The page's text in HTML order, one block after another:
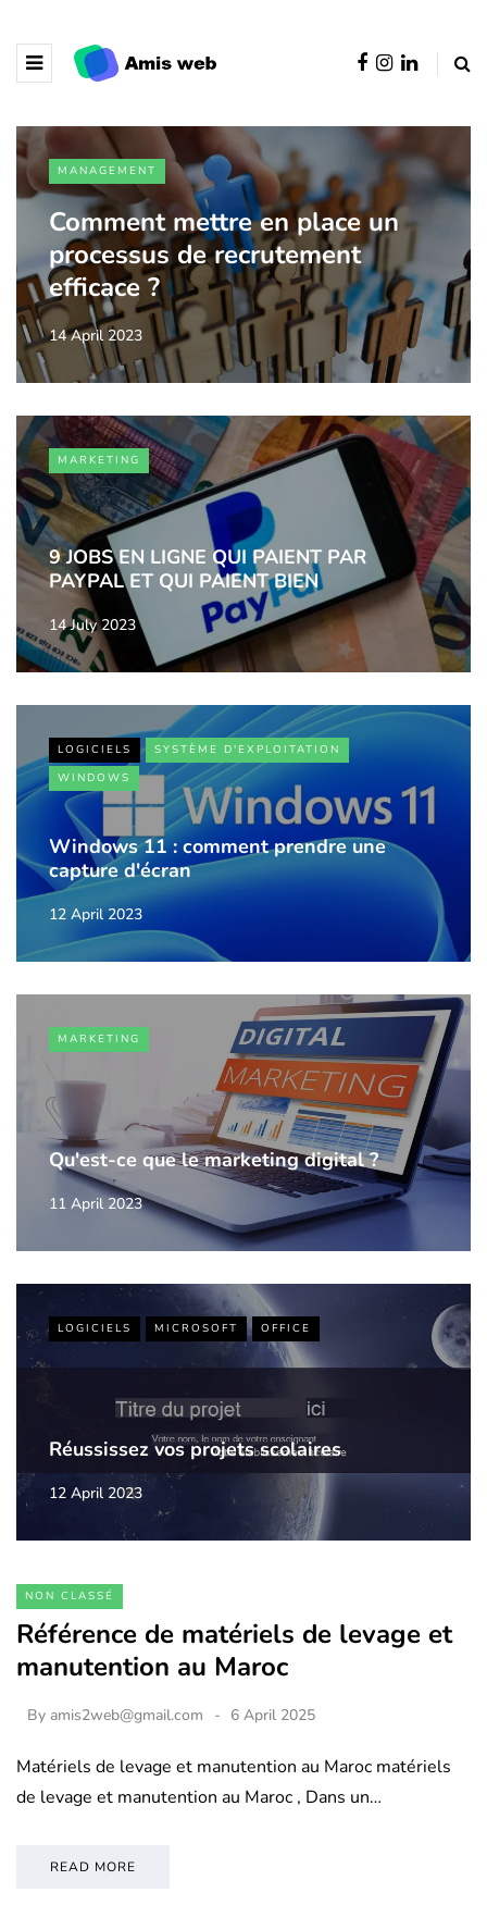
MANAGEMENT
Comment mettre en place un
processus de recrutement
efficace ?
14 April 2023
MARKETING
9 JOBS EN LIGNE QUI PAIENT PAR
PAYPAL ET QUI PAIENT BIEN
14 July 2023
LOGICIELS
SYSTÈME D'EXPLOITATION
WINDOWS
Windows 11 : comment prendre une
capture d'écran
12 April 2023
MARKETING
Qu'est-ce que le marketing digital ?
11 April 2023
LOGICIELS MICROSOFT OFFICE
Réussissez vos projets scolaires
12 April 2023
NON CLASSÉ
Référence de matériels de levage et
manutention au Maroc
By amis2web@gmail.com 6 April 2025
Matériels de levage et manutention au Maroc matériels
de levage et manutention au Maroc , Dans un…
READ MORE